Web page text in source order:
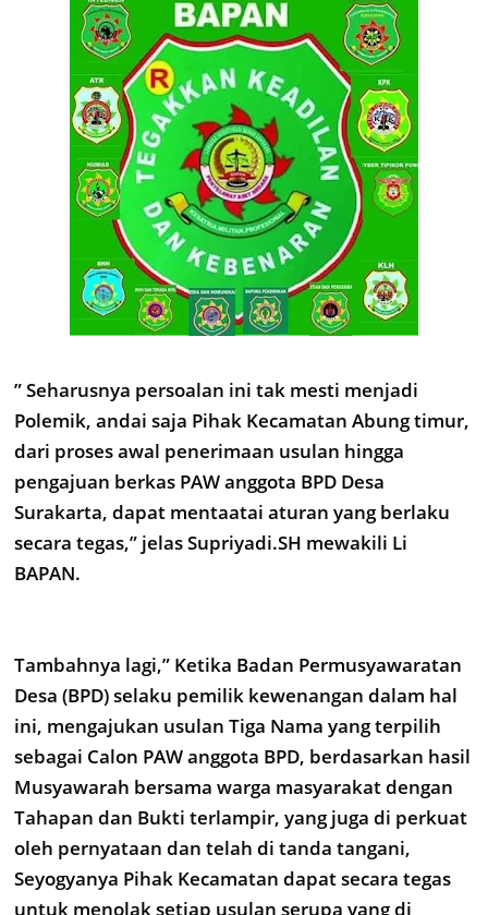
” Seharusnya persoalan ini tak mesti menjadi
Polemik, andai saja Pihak Kecamatan Abung timur,
dari proses awal penerimaan usulan hingga
pengajuan berkas PAW anggota BPD Desa
Surakarta, dapat mentaatai aturan yang berlaku
secara tegas,” jelas Supriyadi.SH mewakili Li
BAPAN.
Tambahnya lagi,” Ketika Badan Permusyawaratan
Desa (BPD) selaku pemilik kewenangan dalam hal
ini, mengajukan usulan Tiga Nama yang terpilih
sebagai Calon PAW anggota BPD, berdasarkan hasil
Musyawarah bersama warga masyarakat dengan
Tahapan dan Bukti terlampir, yang juga di perkuat
oleh pernyataan dan telah di tanda tangani,
Seyogyanya Pihak Kecamatan dapat secara tegas
untuk menolak setiap usulan serupa yang di